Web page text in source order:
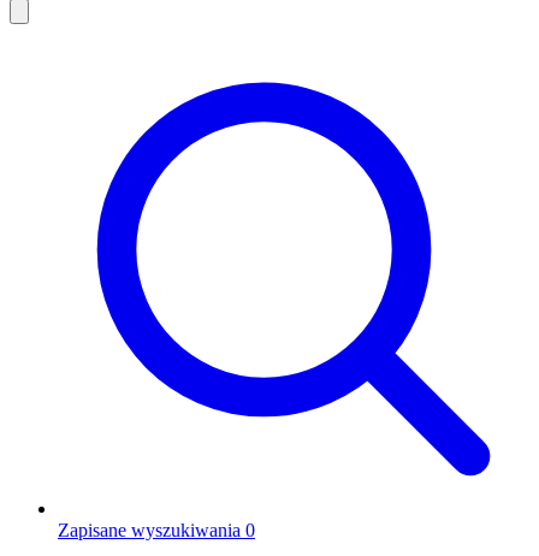
Zapisane wyszukiwania 0